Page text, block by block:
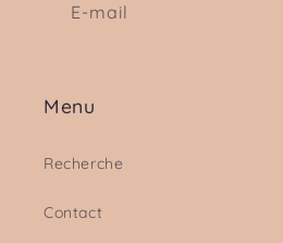
E-mail
Menu
Recherche
Contact